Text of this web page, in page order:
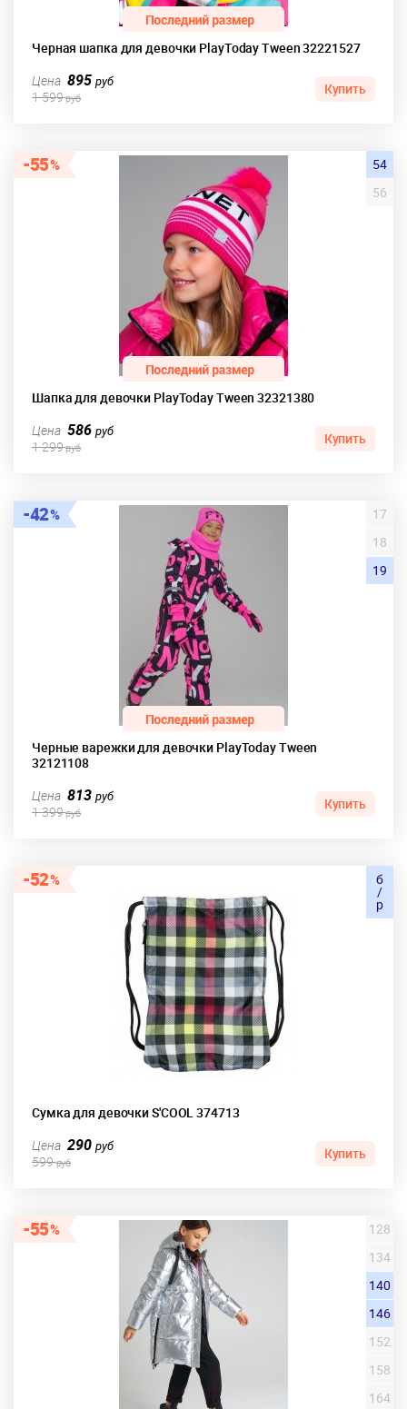
Черная шапка для девочки PlayToday Tween 32221527
Цена 895руб
1 599руб
Купить
55
Шапка для девочки PlayToday Tween 32321380
54
56
Цена 586руб
1 299руб
Купить
42
Черные варежки для девочки PlayToday Tween
32121108
17
18
19
Цена 813руб
1 399руб
Купить
52
Сумка для девочки S'COOL 374713
б
/
р
Цена 290руб
599руб
Купить
55
128
134
140
146
152
158
164